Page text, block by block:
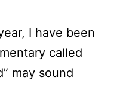
I have been
called
may sound